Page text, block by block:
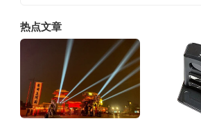
热点文章